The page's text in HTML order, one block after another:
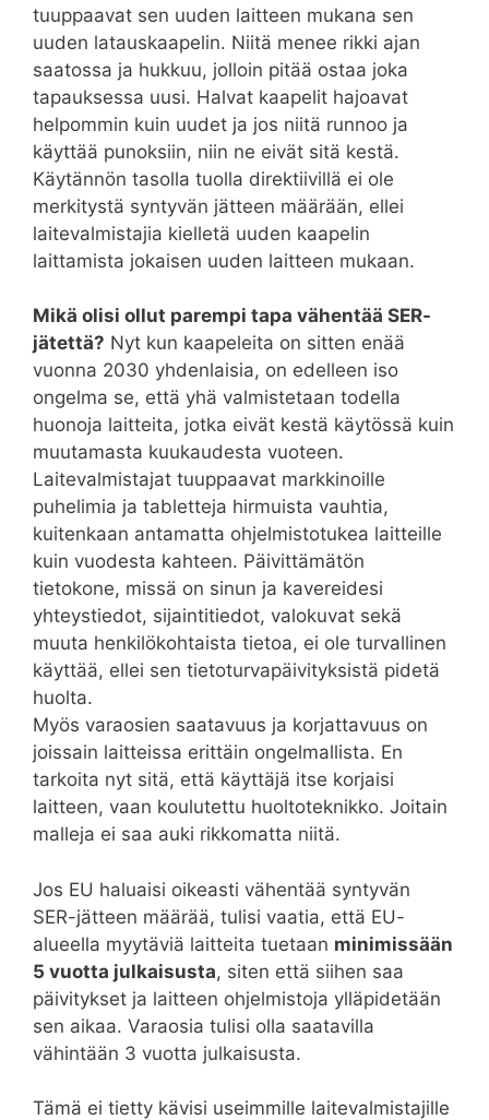
tuuppaavat sen uuden laitteen mukana sen
uuden latauskaapelin. Niitä menee rikki ajan
saatossa ja hukkuu, jolloin pitää ostaa joka
tapauksessa uusi. Halvat kaapelit hajoavat
helpommin kuin uudet ja jos niitä runnoo ja
käyttää punoksiin, niin ne eivät sitä kestä.
Käytännön tasolla tuolla direktiivillä ei ole
merkitystä syntyvän jätteen määrään, ellei
laitevalmistajia kielletä uuden kaapelin
laittamista jokaisen uuden laitteen mukaan.
Mikä olisi ollut parempi tapa vähentää SER-
jätettä? Nyt kun kaapeleita on sitten enää
vuonna 2030 yhdenlaisia, on edelleen iso
ongelma se, että yhä valmistetaan todella
huonoja laitteita, jotka eivät kestä käytössä kuin
muutamasta kuukaudesta vuoteen.
Laitevalmistajat tuuppaavat markkinoille
puhelimia ja tabletteja hirmuista vauhtia,
kuitenkaan antamatta ohjelmistotukea laitteille
kuin vuodesta kahteen. Päivittämätön
tietokone, missä on sinun ja kavereidesi
yhteystiedot, sijaintitiedot, valokuvat sekä
muuta henkilökohtaista tietoa, ei ole turvallinen
käyttää, ellei sen tietoturvapäivityksistä pidetä
huolta.
Myös varaosien saatavuus ja korjattavuus on
joissain laitteissa erittäin ongelmallista. En
tarkoita nyt sitä, että käyttäjä itse korjaisi
laitteen, vaan koulutettu huoltoteknikko. Joitain
malleja ei saa auki rikkomatta niitä.
Jos EU haluaisi oikeasti vähentää syntyvän
SER-jätteen määrää, tulisi vaatia, että EU-
alueella myytäviä laitteita tuetaan minimissään
5 vuotta julkaisusta, siten että siihen saa
päivitykset ja laitteen ohjelmistoja ylläpidetään
sen aikaa. Varaosia tulisi olla saatavilla
vähintään 3 vuotta julkaisusta.
Tämä ei tietty kävisi useimmille laitevalmistajille